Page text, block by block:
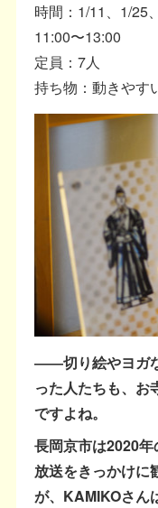
時間：1/11、1/25
11:00〜13:00
定員：7人
持ち物：動きやす
――切り絵やヨガ
った人たちも、お
ですよね。
長岡京市は2020
放送をきっかけに
が、KAMIKOさん